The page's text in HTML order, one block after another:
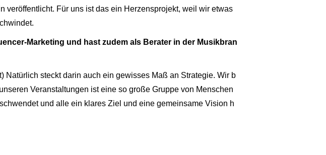
Für uns ist das ein Herzensprojekt, weil wir etwas
Marketing und hast zudem als Berater in der Musikbran
steckt darin auch ein gewisses Maß an Strategie. Wir b
Veranstaltungen ist eine so große Gruppe von Menschen
und alle ein klares Ziel und eine gemeinsame Vision h